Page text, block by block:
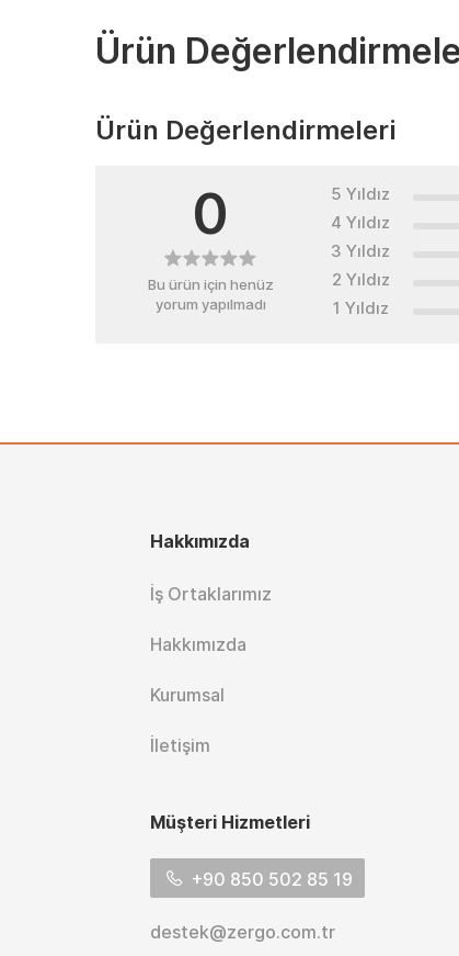
Ürün
Ürün Değerlendirmeleri
0
Bu ürün için henüz
yorum yapılmadı
5 Yıldız
4 Yıldız
3 Yıldız
2 Yıldız
1 Yıldız
Hakkımızda
İş Ortaklarımız
Hakkımızda
Kurumsal
İletişim
Müşteri Hizmetleri
+90 850 502 85 19
destek@zergo.com.tr